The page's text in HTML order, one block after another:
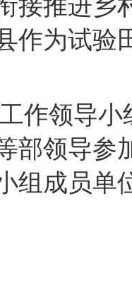
接推进乡
作为试验
作领导
部领导参
组成员单